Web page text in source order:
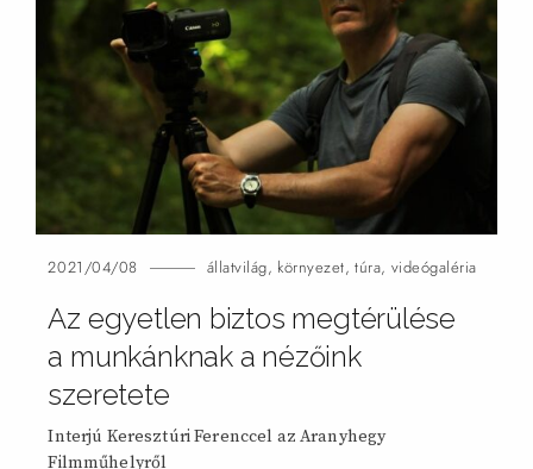
2021/04/08 állatvilág, környezet,túra, videógaléria
Az egyetlen biztos megtérülése
a munkánknak a nézőink
szeretete
Interjú Keresztúri Ferenccel az Aranyhegy
Filmműhelyről